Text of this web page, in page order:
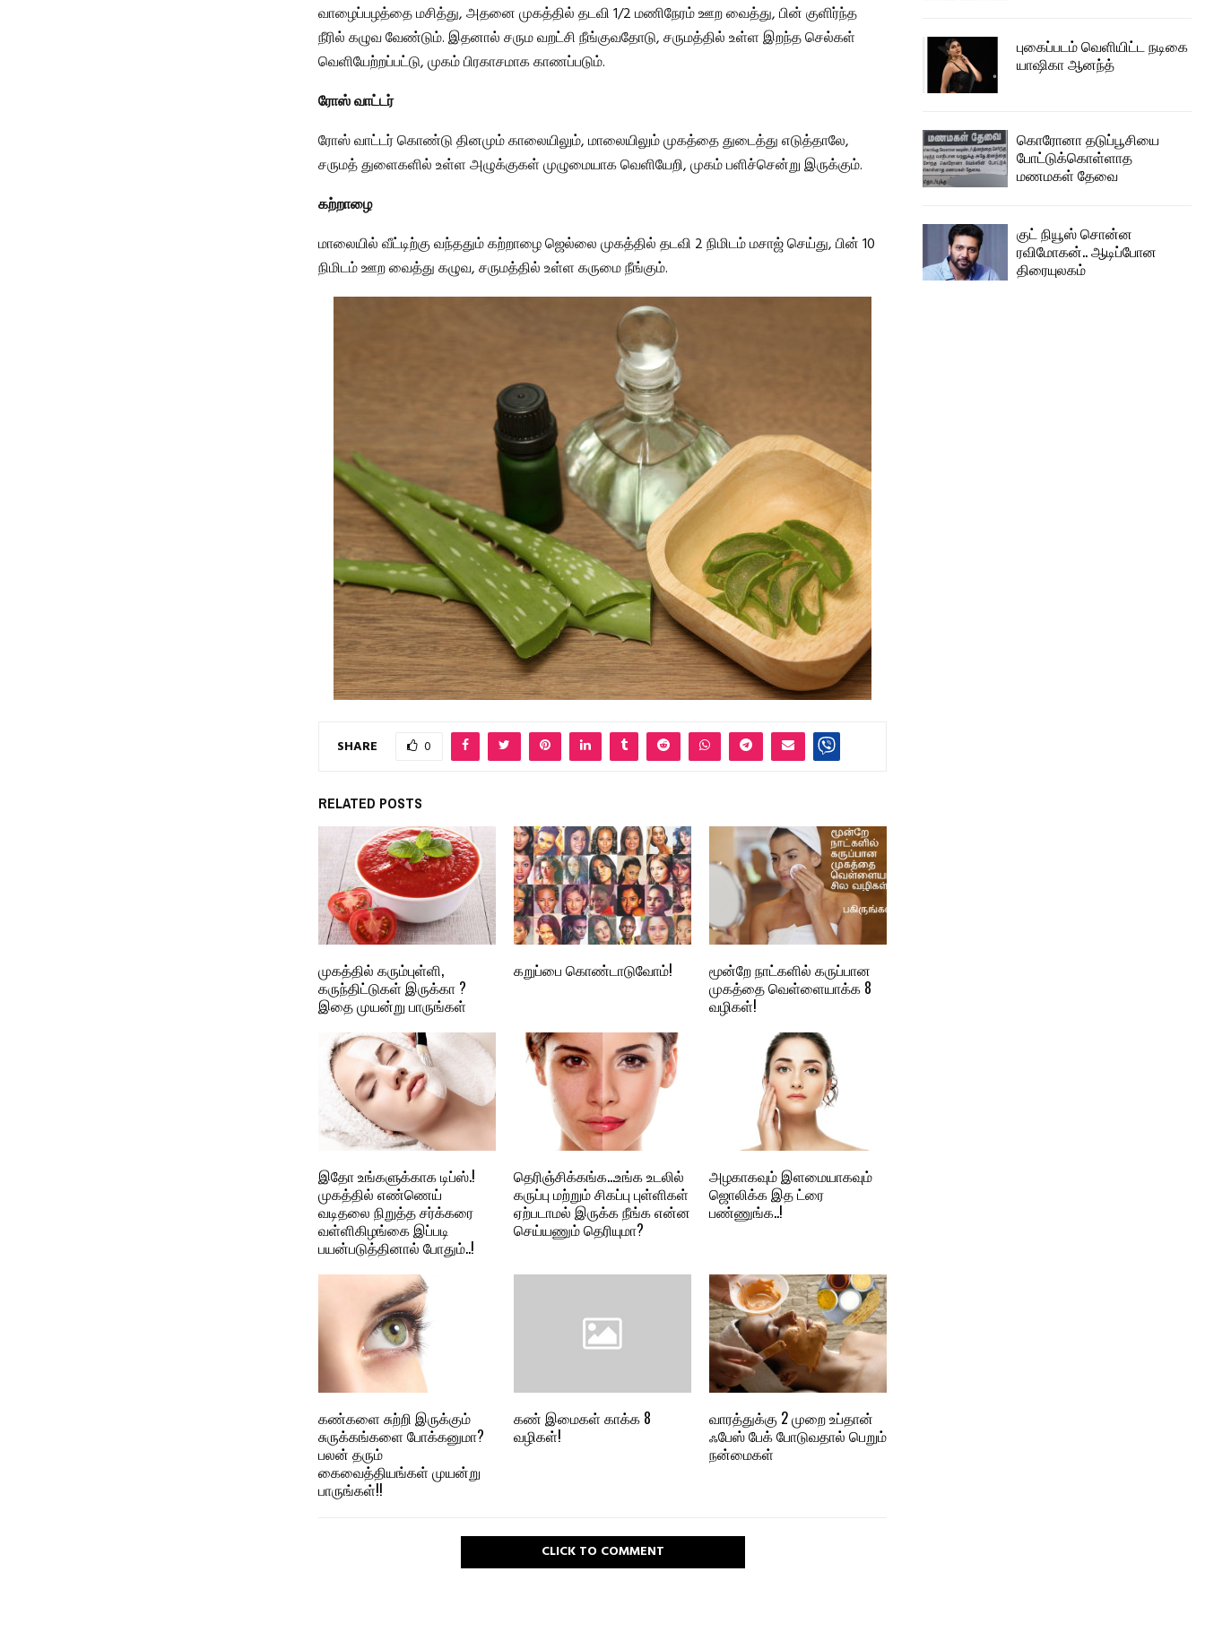
வாழைப்பழத்தை மசித்து, அதனை முகத்தில் தடவி 1/2 மணிநேரம் ஊற வைத்து, பின் குளிர்ந்த
நீரில் கழுவ வேண்டும். இதனால் சரும வறட்சி நீங்குவதோடு, சருமத்தில் உள்ள இறந்த செல்கள்
வெளியேற்றப்பட்டு, முகம் பிரகாசமாக காணப்படும்.
ரோஸ் வாட்டர்
ரோஸ் வாட்டர் கொண்டு தினமும் காலையிலும், மாலையிலும் முகத்தை துடைத்து எடுத்தாலே,
சருமத் துளைகளில் உள்ள அழுக்குகள் முழுமையாக வெளியேறி, முகம் பளிச்சென்று இருக்கும்.
கற்றாழை
மாலையில் வீட்டிற்கு வந்ததும் கற்றாழை ஜெல்லை முகத்தில் தடவி 2 நிமிடம் மசாஜ் செய்து, பின் 10
நிமிடம் ஊற வைத்து கழுவ, சருமத்தில் உள்ள கருமை நீங்கும்.
SHARE 0
RELATED POSTS
முகத்தில் கரும்புள்ளி,
கருந்திட்டுகள் இருக்கா ?
இதை முயன்று பாருங்கள்
கறுப்பை கொண்டாடுவோம்!
மூன்றே நாட்களில் கருப்பான
முகத்தை வெள்ளையாக்க 8
வழிகள்!
இதோ உங்களுக்காக டிப்ஸ்.!
முகத்தில் எண்ணெய்
வடிதலை நிறுத்த சர்க்கரை
வள்ளிகிழங்கை இப்படி
பயன்படுத்தினால் போதும்..!
தெரிஞ்சிக்கங்க…உங்க உடலில்
கருப்பு மற்றும் சிகப்பு புள்ளிகள்
ஏற்படாமல் இருக்க நீங்க என்ன
செய்யணும் தெரியுமா?
அழகாகவும் இளமையாகவும்
ஜொலிக்க இத ட்ரை
பண்ணுங்க..!
கண்களை சுற்றி இருக்கும்
சுருக்கங்களை போக்கனுமா?
பலன் தரும்
கைவைத்தியங்கள் முயன்று
பாருங்கள்!!
கண் இமைகள் காக்க 8
வழிகள்!
வாரத்துக்கு 2 முறை உப்தான்
ஃபேஸ் பேக் போடுவதால் பெறும்
நன்மைகள்
CLICK TO COMMENT
புகைப்படம் வெளியிட்ட நடிகை
யாஷிகா ஆனந்த்
கொரோனா தடுப்பூசியை
போட்டுக்கொள்ளாத
மணமகள் தேவை
குட் நியூஸ் சொன்ன
ரவிமோகன்.. ஆடிப்போன
திரையுலகம்